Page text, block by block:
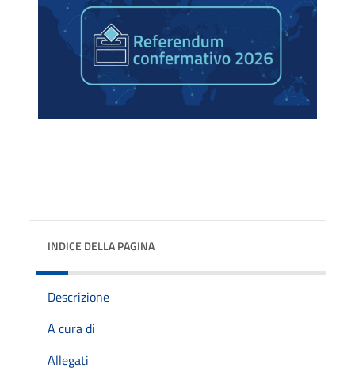
INDICE DELLA PAGINA
Descrizione
A cura di
Allegati